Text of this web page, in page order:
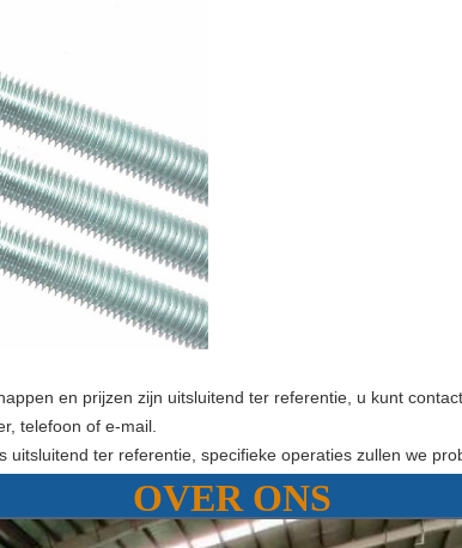
en prijzen zijn uitsluitend ter referentie, u kunt
telefoon of e-mail.
uitsluitend ter referentie, specifieke operaties zullen we
OVER ONS